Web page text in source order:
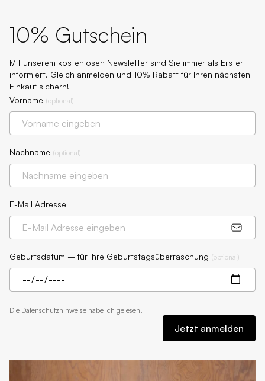
10% Gutschein
Mit unserem kostenlosen Newsletter sind Sie immer als Erster
informiert. Gleich anmelden und 10% Rabatt für Ihren nächsten
Einkauf sichern!
Vorname (optional)
Nachname (optional)
E-Mail Adresse
Geburtsdatum – für Ihre Geburtstagsüberraschung (optional)
Die Datenschutzhinweise habe ich gelesen.
Jetzt anmelden